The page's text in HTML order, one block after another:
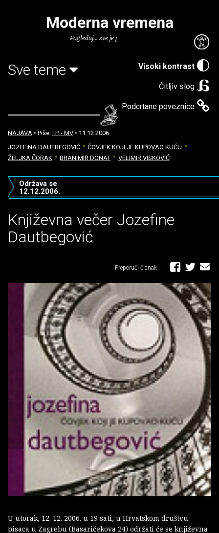
Visoki kontrast
Čitljiv slog
Podcrtane poveznice
Moderna vremena
Pogledaj... sve je puno knjiga.
Sve teme
NAJAVA • Piše: I.P. - MV • 11.12.2006.
JOZEFINA DAUTBEGOVIĆ
ČOVJEK KOJI JE KUPOVAO KUĆU
ŽELJKA ČORAK
BRANIMIR DONAT VELIMIR VISKOVIĆ
Književna večer Jozefine
Dautbegović
Održava se
12.12.2006.
Preporuči članak
U utorak, 12. 12. 2006. u 19 sati, u Hrvatskom društvu
pisaca u Zagrebu (Basaričekova 24) održati će se književna